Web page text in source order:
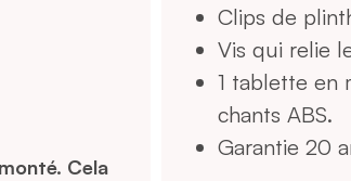
Cela
Clips de
Vis qui relie
1 tablette en
chants ABS.
Garantie 20